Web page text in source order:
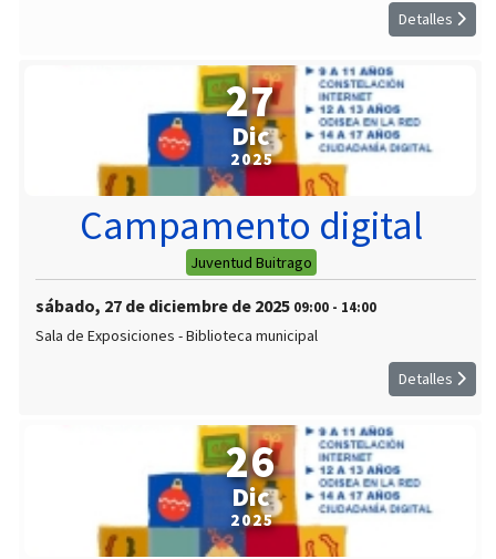
Detalles
27
Dic
2025
Campamento digital
Juventud Buitrago
sábado, 27 de diciembre de 2025 09:00 - 14:00
Sala de Exposiciones - Biblioteca municipal
Detalles
26
Dic
2025